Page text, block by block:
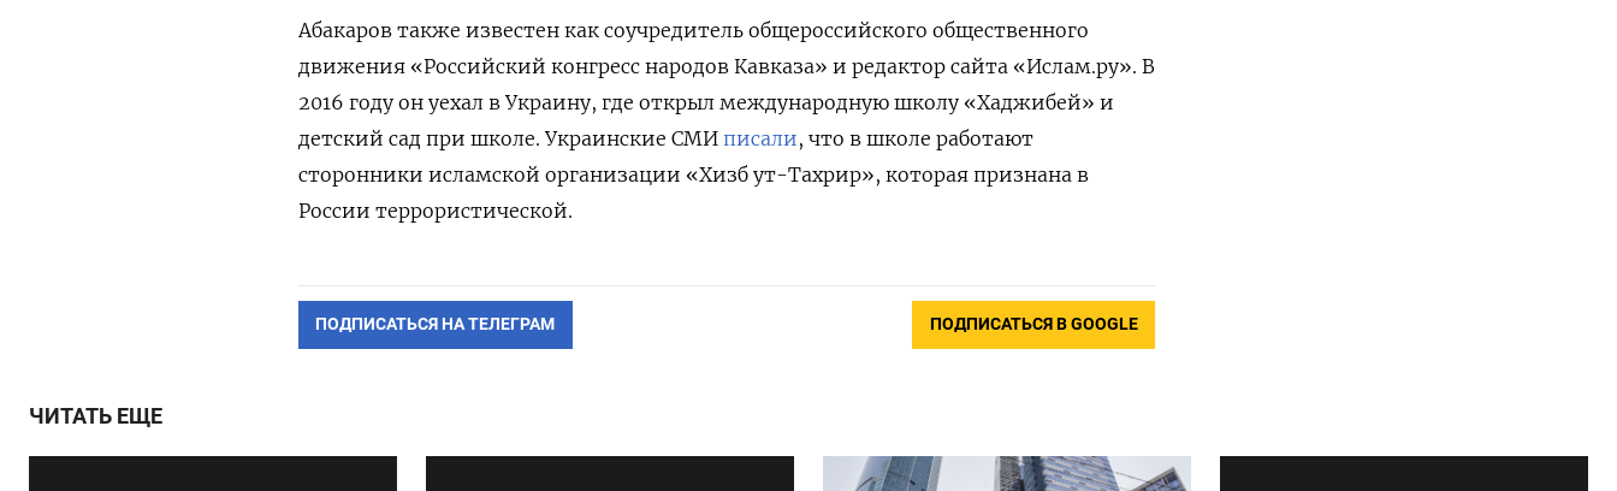
Абакаров также известен как соучредитель общероссийского общественного
движения «Российский конгресс народов Кавказа» и редактор сайта «Ислам.ру». В
2016 году он уехал в Украину, где открыл международную школу «Хаджибей» и
детский сад при школе. Украинские СМИ писали, что в школе работают
сторонники исламской организации «Хизб ут-Тахрир», которая признана в
России террористической.
ПОДПИСАТЬСЯ НА ТЕЛЕГРАМ ПОДПИСАТЬСЯ В GOOGLE
ЧИТАТЬ ЕЩЕ